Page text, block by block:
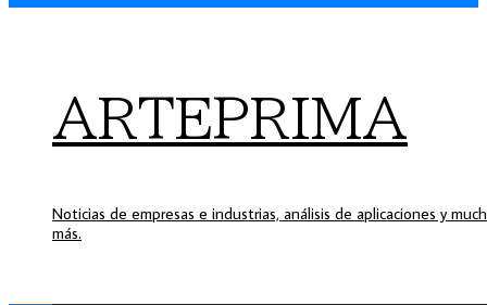
ARTEPRIMA
Noticias de empresas e industrias, análisis de aplicaciones y
más.